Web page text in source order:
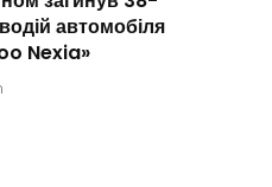
автомобіля
Nexia»